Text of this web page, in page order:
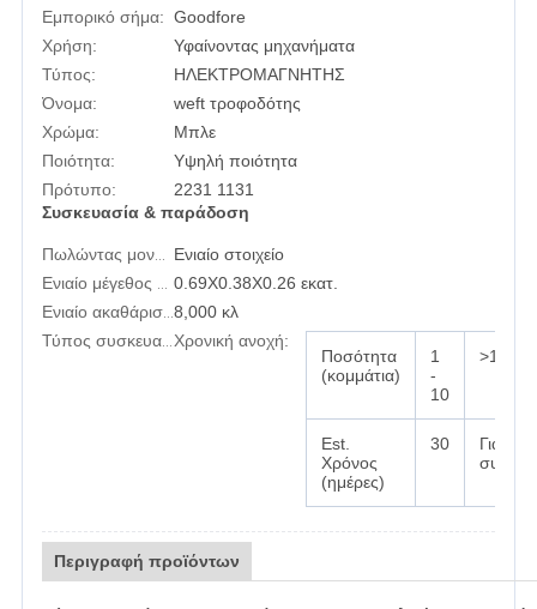
Εμπορικό σήμα: Goodfore
Χρήση:
Υφαίνοντας μηχανήματα
Τύπος:
ΗΛΕΚΤΡΟΜΑΓΝΗΤΗΣ
Όνομα:
weft τροφοδότης
Χρώμα:
Μπλε
Ποιότητα:
Υψηλή ποιότητα
Πρότυπο:
2231 1131
Συσκευασία & παράδοση
Πωλώντας μονάδες: Ενιαίο στοιχείο
Ενιαίο μέγεθος συσκευασίας: 0.69X0.38X0.26 εκατ.
Ενιαίο ακαθάριστο βάρος:8,000 κλ
Τύπος συσκευασίας:Χρονική ανοχή:
Ποσότητα
(κομμάτια)
1
-
10
>10
Est.
Χρόνος
(ημέρες)
30
Για να
Περιγραφή προϊόντων